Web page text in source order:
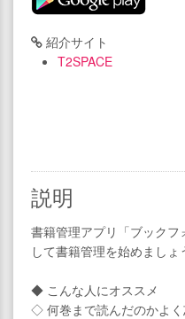
紹介サイト
T2SPACE
説明
書籍管理アプリ「ブック
して書籍管理を始めましょ
◆ こんな人にオススメ
◇ 何巻まで読んだのかよく